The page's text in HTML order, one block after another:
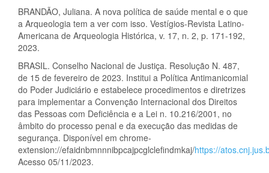
BRANDÃO, Juliana. A nova política de saúde mental e o que
a Arqueologia tem a ver com isso. Vestígios-Revista Latino-
Americana de Arqueologia Histórica, v. 17, n. 2, p. 171-192,
2023.
BRASIL. Conselho Nacional de Justiça. Resolução N. 487,
de 15 de fevereiro de 2023. Institui a Política Antimanicomial
do Poder Judiciário e estabelece procedimentos e diretrizes
para implementar a Convenção Internacional dos Direitos
das Pessoas com Deficiência e a Lei n. 10.216/2001, no
âmbito do processo penal e da execução das medidas de
segurança. Disponível em chrome-
extension://efaidnbmnnnibpcajpcglclefindmkaj/https://
Acesso 05/11/2023.